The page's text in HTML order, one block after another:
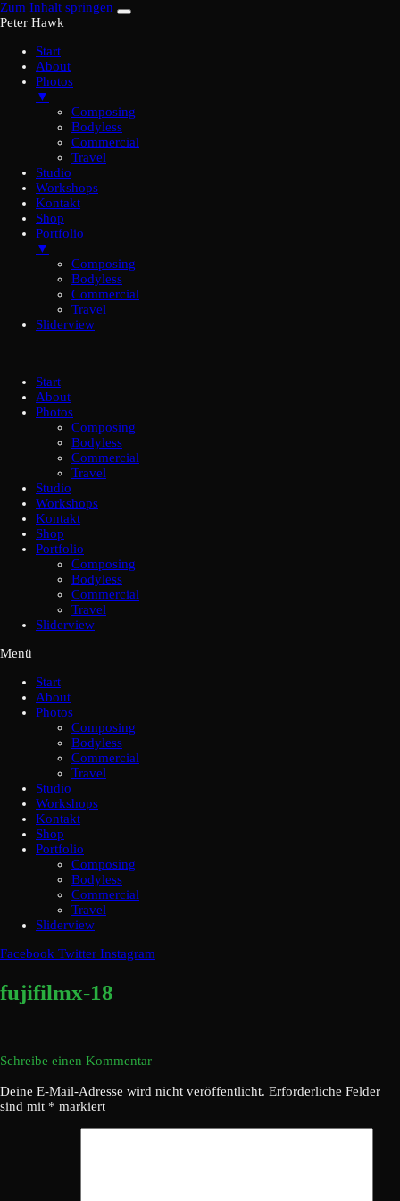
Zum Inhalt springen
Peter Hawk
Start
About
Photos
▼
Composing
Bodyless
Commercial
Travel
Studio
Workshops
Kontakt
Shop
Portfolio
▼
Composing
Bodyless
Commercial
Travel
Sliderview
Start
About
Photos
Composing
Bodyless
Commercial
Travel
Studio
Workshops
Kontakt
Shop
Portfolio
Composing
Bodyless
Commercial
Travel
Sliderview
Menü
Start
About
Photos
Composing
Bodyless
Commercial
Travel
Studio
Workshops
Kontakt
Shop
Portfolio
Composing
Bodyless
Commercial
Travel
Sliderview
Facebook Twitter Instagram
fujifilmx-18
Schreibe einen Kommentar
Deine E-Mail-Adresse wird nicht veröffentlicht. Erforderliche Felder
sind mit * markiert